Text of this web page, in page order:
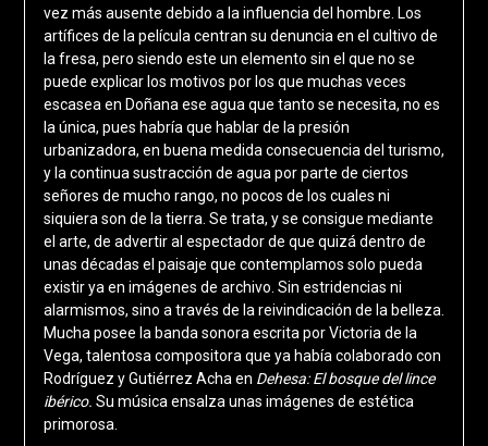
vez más ausente debido a la influencia del hombre. Los
artífices de la película centran su denuncia en el cultivo de
la fresa, pero siendo este un elemento sin el que no se
puede explicar los motivos por los que muchas veces
escasea en Doñana ese agua que tanto se necesita, no es
la única, pues habría que hablar de la presión
urbanizadora, en buena medida consecuencia del turismo,
y la continua sustracción de agua por parte de ciertos
señores de mucho rango, no pocos de los cuales ni
siquiera son de la tierra. Se trata, y se consigue mediante
el arte, de advertir al espectador de que quizá dentro de
unas décadas el paisaje que contemplamos solo pueda
existir ya en imágenes de archivo. Sin estridencias ni
alarmismos, sino a través de la reivindicación de la belleza.
Mucha posee la banda sonora escrita por Victoria de la
Vega, talentosa compositora que ya había colaborado con
Rodríguez y Gutiérrez Acha en Dehesa: El bosque del lince
ibérico. Su música ensalza unas imágenes de estética
primorosa.